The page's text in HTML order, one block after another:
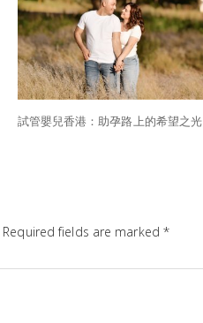
試管嬰兒香港：助孕路上的希望之光
Required fields are marked *